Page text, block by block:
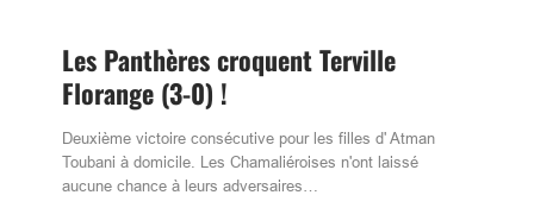
Les Panthères croquent Terville
Florange (3-0) !
Deuxième victoire consécutive pour les filles d' Atman
Toubani à domicile. Les Chamaliéroises n'ont laissé
aucune chance à leurs adversaires…